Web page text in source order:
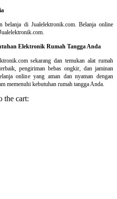
di Jualelektronik.com. Belanja online
Elektronik Rumah Tangga Anda
sekarang dan temukan alat rumah
pengiriman bebas ongkir, dan jaminan
online yang aman dan nyaman dengan
memenuhi kebutuhan rumah tangga Anda.
the cart: